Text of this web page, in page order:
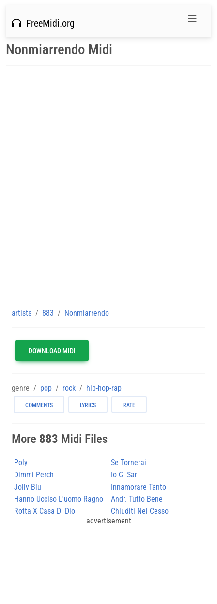
FreeMidi.org
Nonmiarrendo Midi
artists 883 Nonmiarrendo
DOWNLOAD MIDI
genre pop rock hip-hop-rap
COMMENTS LYRICS RATE
More 883 Midi Files
Poly
Se Tornerai
Dimmi Perch
Io Ci Sar
Jolly Blu
Innamorare Tanto
Hanno Ucciso L'uomo Ragno
Andr. Tutto Bene
Rotta X Casa Di Dio
Chiuditi Nel Cesso
advertisement